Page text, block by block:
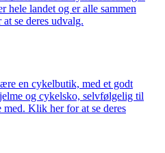
hele landet og er alle sammen
se deres udvalg.
en cykelbutik, med et godt
og cykelsko, selvfølgelig til
Klik her for at se deres